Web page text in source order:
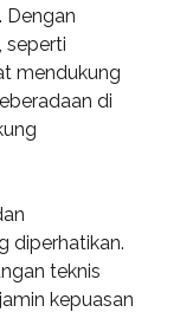
Dengan
seperti
mendukung
di
diperhatikan.
teknis
kepuasan